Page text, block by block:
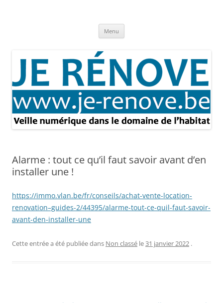
Menu
Alarme : tout ce qu’il faut savoir avant d’en
installer une !
https://immo.vlan.be/fr/conseils/achat-vente-location-
renovation–guides-2/44395/alarme-tout-ce-quil-faut-savoir-
avant-den-installer-une
Cette entrée a été publiée dans Non classé le31 janvier 2022 .